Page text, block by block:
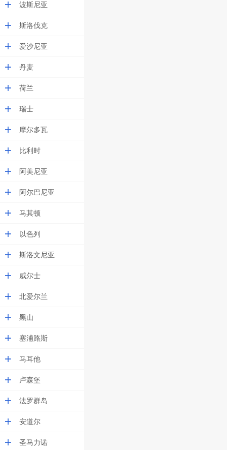
波斯尼亚
斯洛伐克
爱沙尼亚
丹麦
荷兰
瑞士
摩尔多瓦
比利时
阿美尼亚
阿尔巴尼亚
马其顿
以色列
斯洛文尼亚
威尔士
北爱尔兰
黑山
塞浦路斯
马耳他
卢森堡
法罗群岛
安道尔
圣马力诺